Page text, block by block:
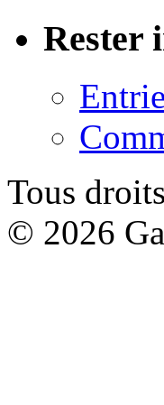
Rester
Tous
© 2026